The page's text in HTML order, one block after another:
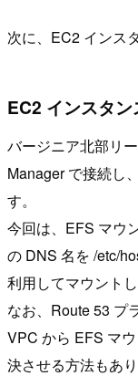
次に、EC2 インス
EC2 インスタ
バージニア北部リ
Manager で接続し
す。
今回は、EFS マウ
の DNS 名を /etc/
利用してマウントし
なお、Route 53 プ
VPC から EFS マ
決させる方法もあ